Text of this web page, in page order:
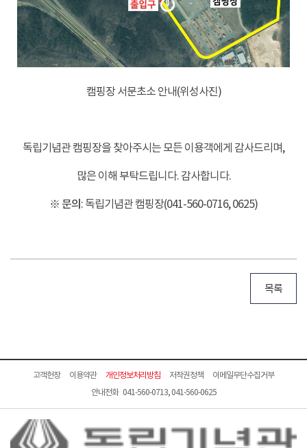
캠핑장 서문초소 안내(위성사진)
독립기념관 캠핑장을 찾아주시는 모든 이용객에게 감사드리며,
많은 이해 부탁드립니다. 감사합니다.
※ 문의 : 독립기념관 캠핑장(041-560-0716, 0625)
목록
고객헌장 이용약관 개인정보처리방침 저작권정책
이메일무단수집거부
안내전화 041-560-0713, 041-560-0625